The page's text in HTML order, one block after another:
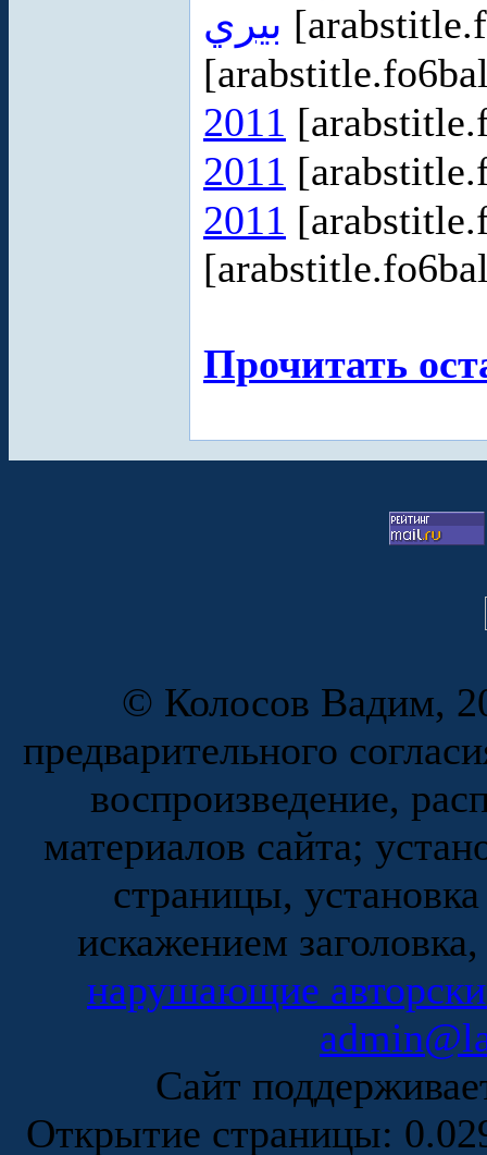
بيري
2011
2011
2011
Прочитать
© Колосов Вадим,
предварительного
воспроизведение,
материалов сайта;
страницы,
искажением
нарушающие
Сайт
Открытие страницы: